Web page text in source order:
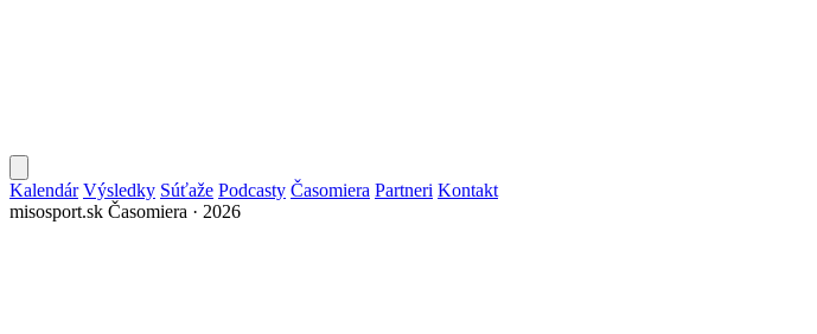
Kalendár Výsledky Súťaže Podcasty Časomiera Partneri Kontakt
misosport.sk Časomiera · 2026